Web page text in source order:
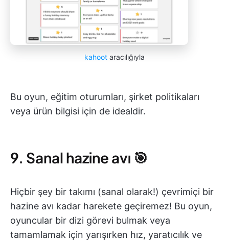
kahoot aracılığıyla
Bu oyun, eğitim oturumları, şirket politikaları
veya ürün bilgisi için de idealdir.
9. Sanal hazine avı 🎯
Hiçbir şey bir takımı (sanal olarak!) çevrimiçi bir
hazine avı kadar harekete geçiremez! Bu oyun,
oyuncular bir dizi görevi bulmak veya
tamamlamak için yarışırken hız, yaratıcılık ve